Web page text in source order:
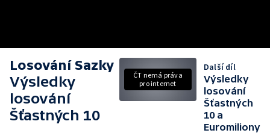
Losování Sazky
Výsledky
losování
Šťastných 10
ČT nemá práva
pro internet
Další díl
Výsledky
losování
Šťastných
10 a
Euromiliony